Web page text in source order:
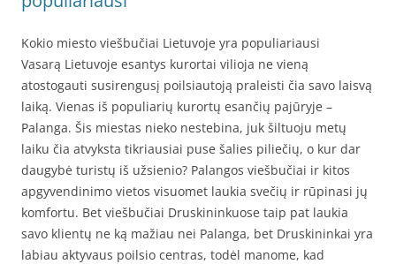
Kokio miesto viešbučiai Lietuvoje yra populiariausi
Vasarą Lietuvoje esantys kurortai vilioja ne vieną
atostogauti susirengusį poilsiautoją praleisti čia savo laisvą
laiką. Vienas iš populiarių kurortų esančių pajūryje –
Palanga. Šis miestas nieko nestebina, juk šiltuoju metų
laiku čia atvyksta tikriausiai puse šalies piliečių, o kur dar
daugybė turistų iš užsienio? Palangos viešbučiai ir kitos
apgyvendinimo vietos visuomet laukia svečių ir rūpinasi jų
komfortu. Bet viešbučiai Druskininkuose taip pat laukia
savo klientų ne ką mažiau nei Palanga, bet Druskininkai yra
labiau aktyvaus poilsio centras, todėl manome, kad